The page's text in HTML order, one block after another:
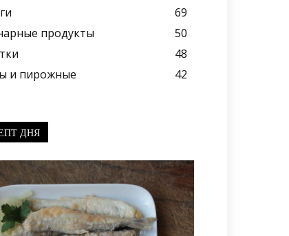
69
продукты
50
48
и пирожные
42
ДНЯ